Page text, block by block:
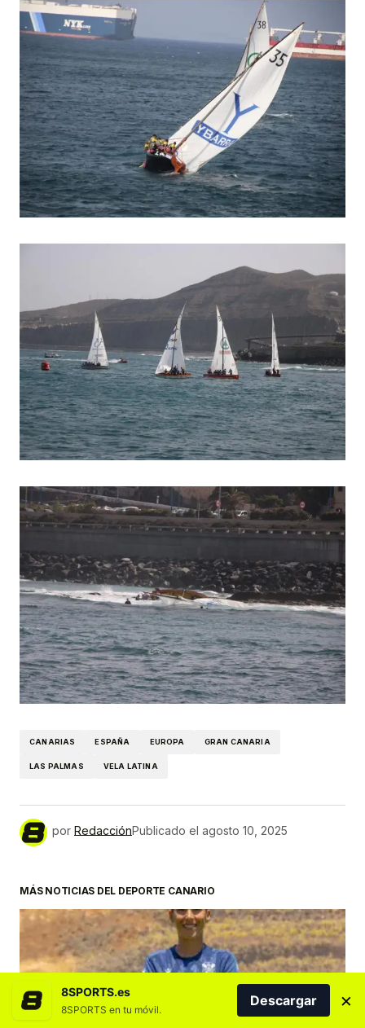
CANARIAS ESPAÑA EUROPA GRAN CANARIA
LAS PALMAS VELA LATINA
por RedacciónPublicado el agosto 10, 2025
MÁS NOTICIAS DEL DEPORTE CANARIO
8SPORTS.es
8SPORTS en tu móvil.
Descargar ×